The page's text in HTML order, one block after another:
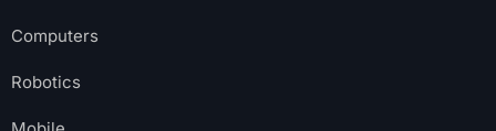
Computers
Robotics